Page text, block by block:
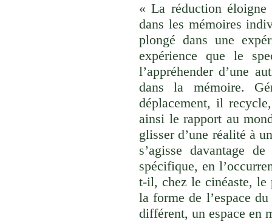
« La réduction
dans les mémoires
plongé dans une
expérience que le
l’appréhender d’une
dans la mémoire.
déplacement, il
ainsi le rapport au
glisser d’une réalité à
s’agisse davantage
spécifique, en
t-il, chez le cinéaste, le
la forme de l’espace
différent, un espace en